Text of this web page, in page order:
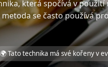
která spočívá v
metoda se často používá
🌍 Tato technika má své kořeny v